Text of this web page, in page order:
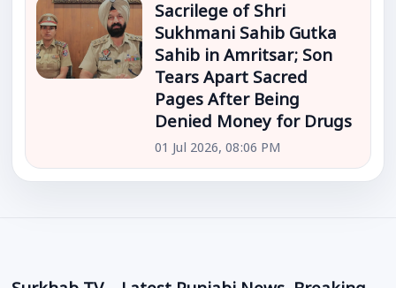
Sacrilege of Shri
Sukhmani Sahib Gutka
Sahib in Amritsar; Son
Tears Apart Sacred
Pages After Being
Denied Money for Drugs
01 Jul 2026, 08:06 PM